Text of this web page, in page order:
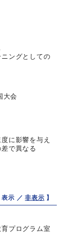
ングとしての
大会
に影響を与え
で異なる
表示 ／非表示 】
プログラム室